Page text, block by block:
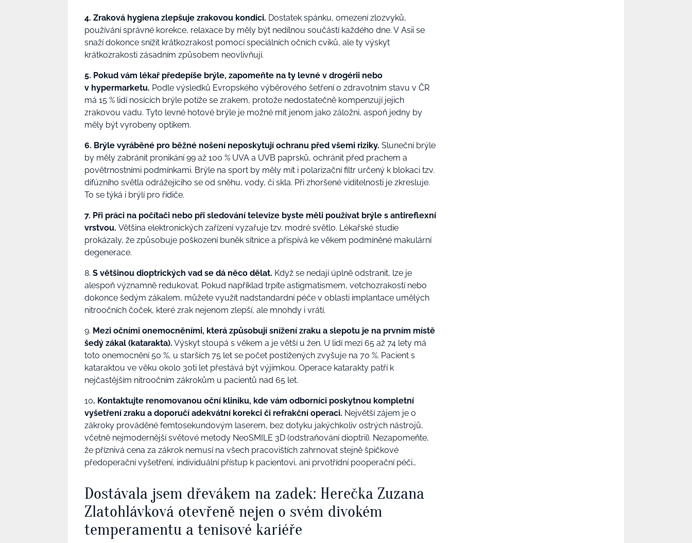
4. Zraková hygiena zlepšuje zrakovou kondici. Dostatek spánku, omezení zlozvyků,
používání správné korekce, relaxace by měly být nedílnou součástí každého dne. V Asii se
snaží dokonce snížit krátkozrakost pomocí speciálních očních cviků, ale ty výskyt
krátkozrakosti zásadním způsobem neovlivňují.
5. Pokud vám lékař předepíše brýle, zapomeňte na ty levné v drogérii nebo
v hypermarketu. Podle výsledků Evropského výběrového šetření o zdravotním stavu v ČR
má 15 % lidí nosících brýle potíže se zrakem, protože nedostatečně kompenzují jejich
zrakovou vadu. Tyto levné hotové brýle je možné mít jenom jako záložní, aspoň jedny by
měly být vyrobeny optikem.
6. Brýle vyráběné pro běžné nošení neposkytují ochranu před všemi riziky. Sluneční brýle
by měly zabránit pronikání 99 až 100 % UVA a UVB paprsků, ochránit před prachem a
povětrnostními podmínkami. Brýle na sport by měly mít i polarizační filtr určený k blokaci tzv.
difúzního světla odrážejícího se od sněhu, vody, či skla. Při zhoršené viditelnosti je zkresluje.
To se týká i brýlí pro řidiče.
7. Při práci na počítači nebo při sledování televize byste měli používat brýle s antireflexní
vrstvou. Většina elektronických zařízení vyzařuje tzv. modré světlo. Lékařské studie
prokázaly, že způsobuje poškození buněk sítnice a přispívá ke věkem podmíněné makulární
degenerace.
8. S většinou dioptrických vad se dá něco dělat. Když se nedají úplně odstranit, lze je
alespoň významně redukovat. Pokud například trpíte astigmatismem, vetchozrakostí nebo
dokonce šedým zákalem, můžete využít nadstandardní péče v oblasti implantace umělých
nitroočních čoček, které zrak nejenom zlepší, ale mnohdy i vrátí.
9. Mezi očními onemocněními, která způsobují snížení zraku a slepotu je na prvním místě
šedý zákal (katarakta). Výskyt stoupá s věkem a je větší u žen. U lidí mezi 65 až 74 lety má
toto onemocnění 50 %, u starších 75 let se počet postižených zvyšuje na 70 %. Pacient s
kataraktou ve věku okolo 30ti let přestává být výjimkou. Operace katarakty patří k
nejčastějším nitroočním zákrokům u pacientů nad 65 let.
10. Kontaktujte renomovanou oční kliniku, kde vám odborníci poskytnou kompletní
vyšetření zraku a doporučí adekvátní korekci či refrakční operaci. Největší zájem je o
zákroky prováděné femtosekundovým laserem, bez dotyku jakýchkoliv ostrých nástrojů,
včetně nejmodernější světové metody NeoSMILE 3D (odstraňování dioptrií). Nezapomeňte,
že příznivá cena za zákrok nemusí na všech pracovištích zahrnovat stejně špičkové
předoperační vyšetření, individuální přístup k pacientovi, ani prvotřídní pooperační péči…
Dostávala jsem dřevákem na zadek: Herečka Zuzana
Zlatohlávková otevřeně nejen o svém divokém
temperamentu a tenisové kariéře